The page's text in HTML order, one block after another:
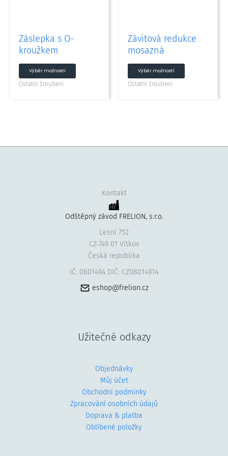
Záslepka s O-
kroužkem
Výběr možností
Ostatní šroubení
Závitová redukce
mosazná
Výběr možností
stránce
Ostatní šroubení
Kontakt
Odštěpný závod FRELION, s.r.o.
Lesní 752
CZ-749 01 Vítkov
Česká republika
IČ: 0801494 DIČ: CZ08014914
eshop@frelion.cz
Užitečné odkazy
Objednávky
Můj účet
Obchodní podmínky
Zpracování osobních údajů
Doprava & platba
Oblíbené položky